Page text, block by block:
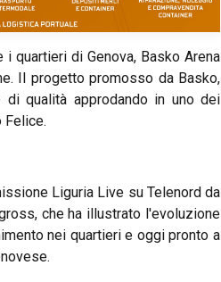
quartieri di Genova, Basko Arena
Il progetto promosso da Basko,
qualità approdando in uno dei
Felice.
Liguria Live su Telenord da
che ha illustrato l'evoluzione
nei quartieri e oggi pronto a